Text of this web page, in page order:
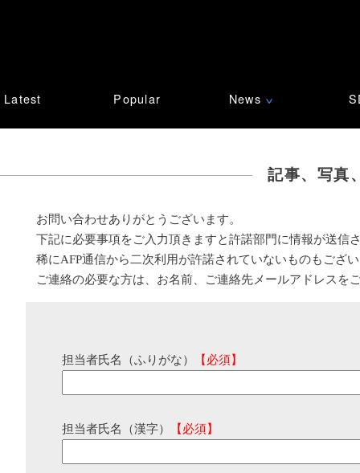
Latest Popular News ∨
記事、写真
お問い合わせありがとうございます。
下記に必要事項をご入力頂きますと許諾部門に情報が送信
稀にAFP通信から二次利用が許諾されていないものもござ
ご連絡の必要な方は、お名前、ご連絡先メールアドレスを
担当者氏名（ふりがな） 【必須】
担当者氏名（漢字） 【必須】